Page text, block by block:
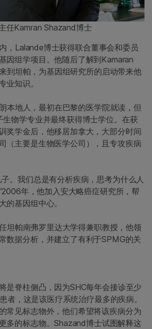
任Kamran Shazand博士
，Lalande博士获得联合董事会和委员
因组学项目。他随后了解到Kamaran
到坦帕，为基因组研究所的启动带来他
业知识。
本地人，最初在巴黎的医学院就读，但
生物学专业并最终获得博士学位。在获
奖学金后，他移居加拿大，大部分时间
（主要是生物医学公司），且专攻疾病
。我们总是有分析疾病，思考为什么人
年，他加入安大略癌症研究所，帮
的基因组中心。
坦帕南弗罗里达大学得兼职教授，他领
数据分析，并建立了有利于SPMG的关
是脊柱侧凸，因为SHC每年会接诊至少
者，这是该医疗系统治疗最多的疾病。
常见标志物外，他们希望将该疾病分为
多的标志物。Shazand博士试图解释这